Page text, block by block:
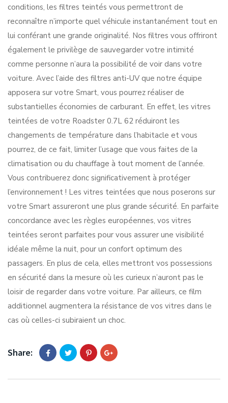
conditions, les filtres teintés vous permettront de
reconnaître n’importe quel véhicule instantanément tout en
lui conférant une grande originalité. Nos filtres vous offriront
également le privilège de sauvegarder votre intimité
comme personne n’aura la possibilité de voir dans votre
voiture. Avec l’aide des filtres anti-UV que notre équipe
apposera sur votre Smart, vous pourrez réaliser de
substantielles économies de carburant. En effet, les vitres
teintées de votre Roadster 0.7L 62 réduiront les
changements de température dans l’habitacle et vous
pourrez, de ce fait, limiter l’usage que vous faites de la
climatisation ou du chauffage à tout moment de l’année.
Vous contribuerez donc significativement à protéger
l’environnement ! Les vitres teintées que nous poserons sur
votre Smart assureront une plus grande sécurité. En parfaite
concordance avec les règles européennes, vos vitres
teintées seront parfaites pour vous assurer une visibilité
idéale même la nuit, pour un confort optimum des
passagers. En plus de cela, elles mettront vos possessions
en sécurité dans la mesure où les curieux n’auront pas le
loisir de regarder dans votre voiture. Par ailleurs, ce film
additionnel augmentera la résistance de vos vitres dans le
cas où celles-ci subiraient un choc.
Share: